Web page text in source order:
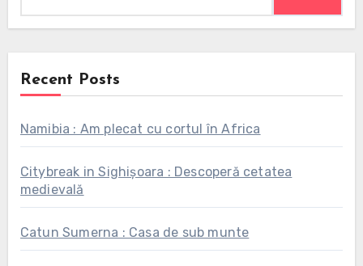
Recent Posts
Namibia : Am plecat cu cortul în Africa
Citybreak in Sighișoara : Descoperă cetatea
medievală
Catun Sumerna : Casa de sub munte